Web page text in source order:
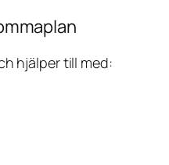
hjälper till med: